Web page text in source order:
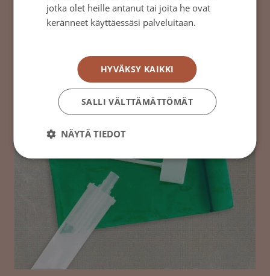
Suolistosyövän hoitomuodot
siihen vaikuttavat monet tekijät.
jotka olet heille antanut tai joita he ovat
keränneet käyttäessäsi palveluitaan.
HYVÄKSY KAIKKI
SALLI VÄLTTÄMÄTTÖMÄT
NÄYTÄ TIEDOT